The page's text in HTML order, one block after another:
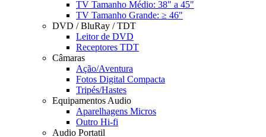
TV Tamanho Médio: 38" a 45"
TV Tamanho Grande: ≥ 46"
DVD / BluRay / TDT
Leitor de DVD
Receptores TDT
Câmaras
Ação/Aventura
Fotos Digital Compacta
Tripés/Hastes
Equipamentos Audio
Aparelhagens Micros
Outro Hi-fi
Audio Portatil